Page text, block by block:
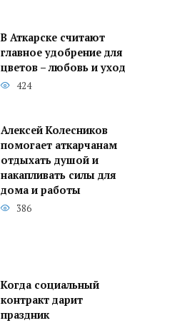
В Аткарске считают
главное удобрение для
цветов – любовь и уход
424
Алексей Колесников
помогает аткарчанам
отдыхать душой и
накапливать силы для
дома и работы
386
Когда социальный
контракт дарит
праздник